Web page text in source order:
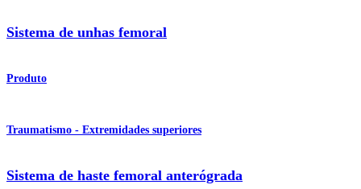
Sistema de unhas femoral
Produto
Traumatismo - Extremidades superiores
Sistema de haste femoral anterógrada